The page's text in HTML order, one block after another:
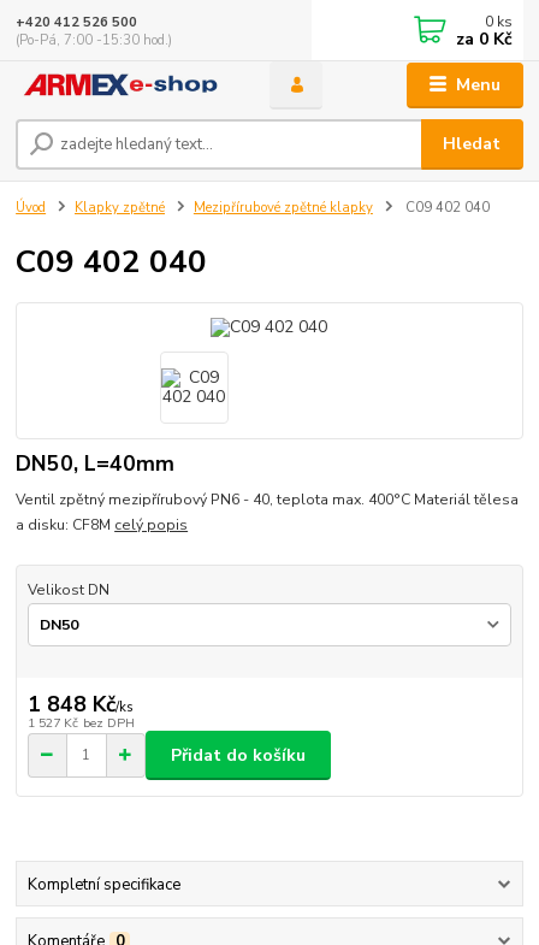
Menu
Hledat
+420 412 526 500
(Po-Pá, 7:00 -15:30 hod.)
0 ks
za 0 Kč
Úvod Klapky zpětné Mezipřírubové zpětné klapky C09 402 040
C09 402 040
DN50, L=40mm
Ventil zpětný mezipřírubový PN6 - 40, teplota max. 400°C Materiál tělesa
a disku: CF8M celý popis
Velikost DN
1 848 Kč/ks
1 527 Kč bez DPH
Přidat do košíku
Kompletní specifikace